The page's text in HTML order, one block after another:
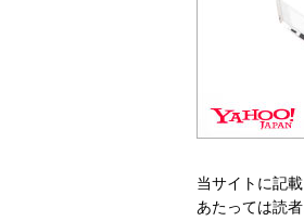
当サイトに記
あたっては読